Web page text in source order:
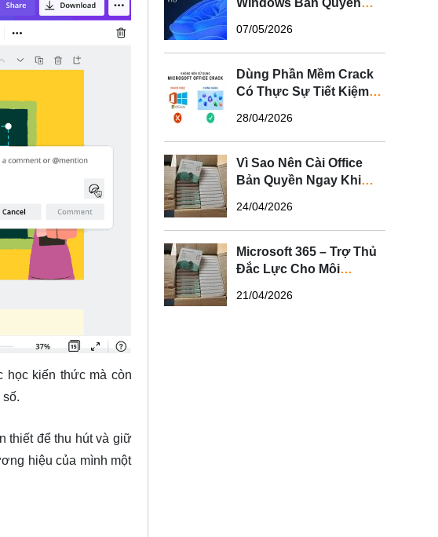
học kiến thức mà còn
thiết để thu hút và giữ
hiệu của mình một
Tính Của Bạn?
07/05/2026
Dùng Phần Mềm Crack
Có Thực Sự Tiết Kiệm?
28/04/2026
Vì Sao Nên Cài Office
Bản Quyền Ngay Khi
24/04/2026
Microsoft 365 – Trợ Thủ
Đắc Lực Cho Môi
Đại
21/04/2026